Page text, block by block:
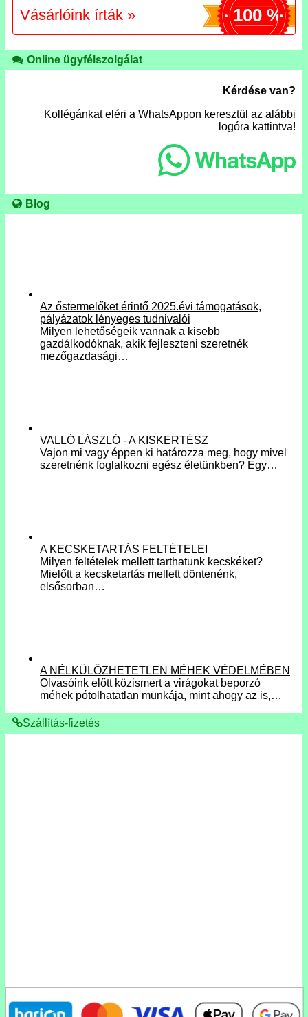
Vásárlóink írták » 100 %
Online ügyfélszolgálat
Kérdése van?
Kollégánkat eléri a WhatsAppon keresztül az alábbi
logóra kattintva!
Blog
Az őstermelőket érintő 2025.évi támogatások,
pályázatok lényeges tudnivalói
Milyen lehetőségeik vannak a kisebb
gazdálkodóknak, akik fejleszteni szeretnék
mezőgazdasági…
VALLÓ LÁSZLÓ - A KISKERTÉSZ
Vajon mi vagy éppen ki határozza meg, hogy mivel
szeretnénk foglalkozni egész életünkben? Egy…
A KECSKETARTÁS FELTÉTELEI
Milyen feltételek mellett tarthatunk kecskéket?
Mielőtt a kecsketartás mellett döntenénk,
elsősorban…
A NÉLKÜLÖZHETETLEN MÉHEK VÉDELMÉBEN
Olvasóink előtt közismert a virágokat beporzó
méhek pótolhatatlan munkája, mint ahogy az is,…
Szállítás-fizetés